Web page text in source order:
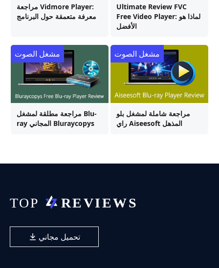
مراجعة Vidmore Player:
معرفة متعمقة حول البرنامج
Ultimate Review FVC
Free Video Player: لماذا هو
الأفضل
مراجعة مطلقة لمشغل Blu-
ray المجاني Bluraycopys
مشغل الصوت
مراجعة شاملة لمشغل بلو
راي Aiseesoft المذهل
مشغل الصوت
تحميل مجاني